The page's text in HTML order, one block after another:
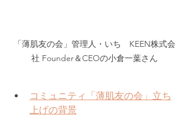
「薄肌友の会」管理人・いち　KEEN株式会
社 Founder＆CEOの小倉一葉さん
コミュニティ「薄肌友の会」立ち
上げの背景